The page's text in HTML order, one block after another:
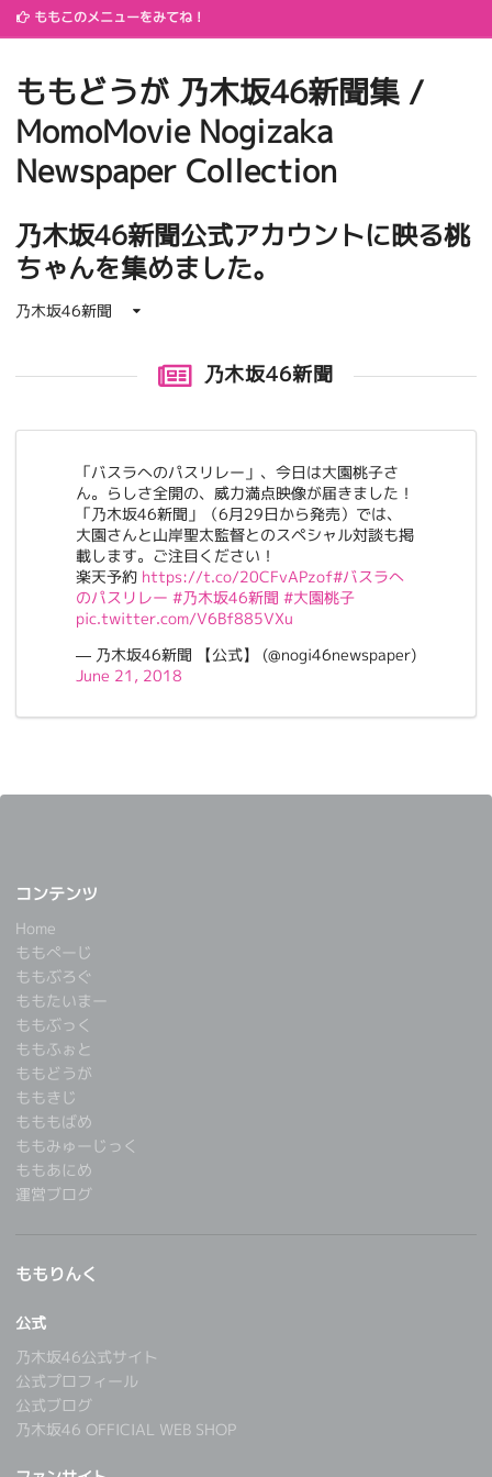
ももこのメニューをみてね！
ももどうが 乃木坂46新聞集 /
MomoMovie Nogizaka
Newspaper Collection
乃木坂46新聞公式アカウントに映る桃
ちゃんを集めました。
乃木坂46新聞
乃木坂46新聞
「バスラへのパスリレー」、今日は大園桃子さ
ん。らしさ全開の、威力満点映像が届きました！
「乃木坂46新聞」（6月29日から発売）では、
大園さんと山岸聖太監督とのスペシャル対談も掲
載します。ご注目ください！
楽天予約 https://t.co/20CFvAPzof#バスラへ
のパスリレー #乃木坂46新聞 #大園桃子
pic.twitter.com/V6Bf885VXu
— 乃木坂46新聞 【公式】 (@nogi46newspaper)
June 21, 2018
コンテンツ
Home
ももぺーじ
ももぶろぐ
ももたいまー
ももぶっく
ももふぉと
ももどうが
ももきじ
もももばめ
ももみゅーじっく
ももあにめ
運営ブログ
ももりんく
公式
乃木坂46公式サイト
公式プロフィール
公式ブログ
乃木坂46 OFFICIAL WEB SHOP